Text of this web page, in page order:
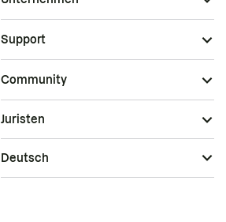
Support
Community
Juristen
Deutsch